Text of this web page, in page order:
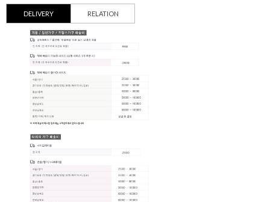
DELIVERY RELATION